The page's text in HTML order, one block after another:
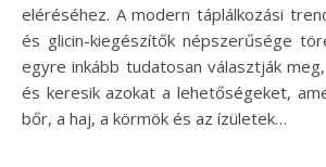
eléréséhez. A modern táplálkozási
és glicin-kiegészítők népszerűsége
egyre inkább tudatosan választják
és keresik azokat a lehetőségeket,
bőr, a haj, a körmök és az ízületek…